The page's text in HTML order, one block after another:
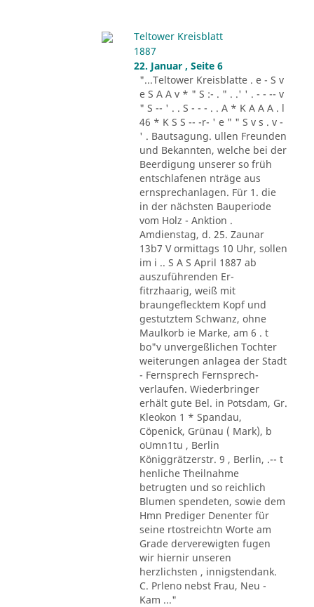
Teltower Kreisblatt
1887
22. Januar , Seite 6
"...Teltower Kreisblatte . e - S v
e S A A v * " S :- . " . .' ' . - - -- v
" S -- ' . . S - - - . . A * K A A A . l
46 * K S S -- -r- ' e " " S v s . v -
' . Bautsagung. ullen Freunden
und Bekannten, welche bei der
Beerdigung unserer so früh
entschlafenen nträge aus
ernsprechanlagen. Für 1. die
in der nächsten Bauperiode
vom Holz - Anktion .
Amdienstag, d. 25. Zaunar
13b7 V ormittags 10 Uhr, sollen
im i .. S A S April 1887 ab
auszuführenden Er-
fitrzhaarig, weiß mit
braungeflecktem Kopf und
gestutztem Schwanz, ohne
Maulkorb ie Marke, am 6 . t
bo"v unvergeßlichen Tochter
weiterungen anlagea der Stadt
- Fernsprech Fernsprech-
verlaufen. Wiederbringer
erhält gute Bel. in Potsdam, Gr.
Kleokon 1 * Spandau,
Cöpenick, Grünau ( Mark), b
oUmn1tu , Berlin
Königgrätzerstr. 9 , Berlin, .-- t
henliche Theilnahme
betrugten und so reichlich
Blumen spendeten, sowie dem
Hmn Prediger Denenter für
seine rtostreichtn Worte am
Grade derverewigten fugen
wir hiernir unseren
herzlichsten , innigstendank.
C. Prleno nebst Frau, Neu -
Kam ..."